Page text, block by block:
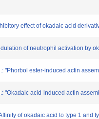
effect of okadaic acid
of neutrophil activation by
"Phorbol ester-induced actin
"Okadaic acid-induced actin
of okadaic acid to type 1